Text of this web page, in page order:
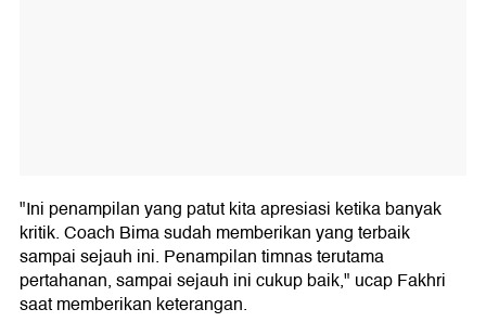
"Ini penampilan yang patut kita apresiasi ketika banyak
kritik. Coach Bima sudah memberikan yang terbaik
sampai sejauh ini. Penampilan timnas terutama
pertahanan, sampai sejauh ini cukup baik," ucap Fakhri
saat memberikan keterangan.